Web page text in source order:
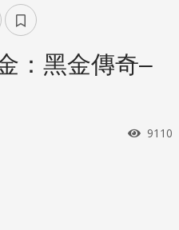
：黑金傳奇–
瀏覽
9110